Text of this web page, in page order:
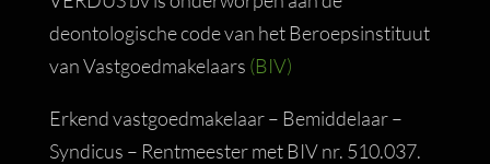
deontologische code van het Beroepsinstituut
van Vastgoedmakelaars (BIV)
Erkend vastgoedmakelaar – Bemiddelaar –
Syndicus – Rentmeester met BIV nr. 510.037.